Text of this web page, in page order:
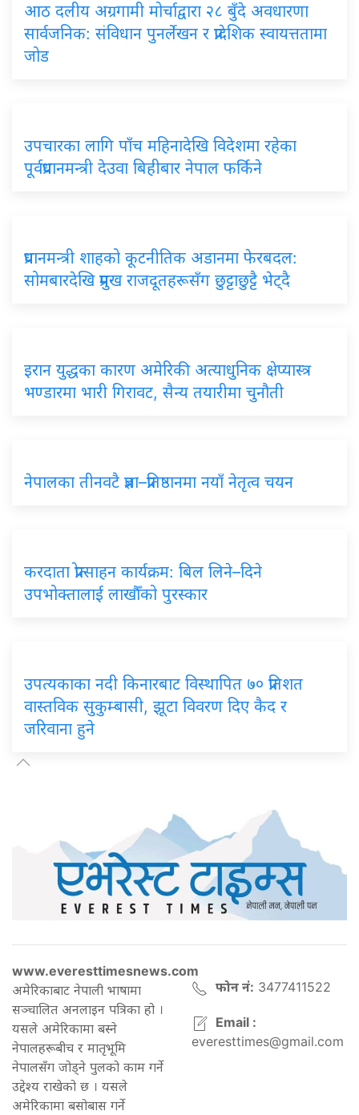
आठ दलीय अग्रगामी मोर्चाद्वारा २८ बुँदे अवधारणा
सार्वजनिक: संविधान पुनर्लेखन र प्रादेशिक स्वायत्ततामा
जोड
उपचारका लागि पाँच महिनादेखि विदेशमा रहेका
पूर्वप्रधानमन्त्री देउवा बिहीबार नेपाल फर्किने
प्रधानमन्त्री शाहको कूटनीतिक अडानमा फेरबदल:
सोमबारदेखि प्रमुख राजदूतहरूसँग छुट्टाछुट्टै भेट्दै
इरान युद्धका कारण अमेरिकी अत्याधुनिक क्षेप्यास्त्र
भण्डारमा भारी गिरावट, सैन्य तयारीमा चुनौती
नेपालका तीनवटै प्रज्ञा–प्रतिष्ठानमा नयाँ नेतृत्व चयन
करदाता प्रोत्साहन कार्यक्रम: बिल लिने–दिने
उपभोक्तालाई लाखौँको पुरस्कार
उपत्यकाका नदी किनारबाट विस्थापित ७० प्रतिशत
वास्तविक सुकुम्बासी, झूटा विवरण दिए कैद र
जरिवाना हुने
www.everesttimesnews.com
अमेरिकाबाट नेपाली भाषामा
सञ्चालित अनलाइन पत्रिका हो ।
यसले अमेरिकामा बस्ने
नेपालहरूबीच र मातृभूमि
नेपालसँग जोड्ने पुलको काम गर्ने
उद्देश्य राखेको छ । यसले
अमेरिकामा बसोबास गर्ने
फोन नं: 3477411522
Email :
everesttimes@gmail.com